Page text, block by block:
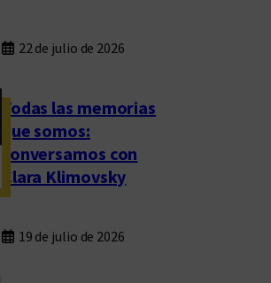
22 de julio de 2026
Todas las memorias
que somos:
conversamos con
Clara Klimovsky
19 de julio de 2026